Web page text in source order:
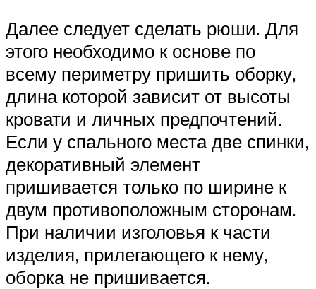
Далее следует сделать рюши. Для
этого необходимо к основе по
всему периметру пришить оборку,
длина которой зависит от высоты
кровати и личных предпочтений.
Если у спального места две спинки,
декоративный элемент
пришивается только по ширине к
двум противоположным сторонам.
При наличии изголовья к части
изделия, прилегающего к нему,
оборка не пришивается.